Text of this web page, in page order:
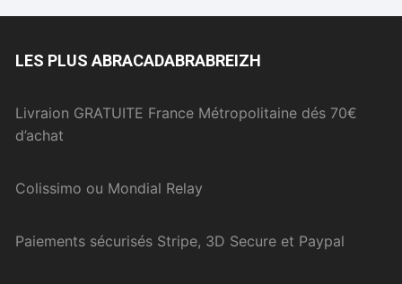
LES PLUS ABRACADABRABREIZH
Livraion GRATUITE France Métropolitaine dés 70€
d’achat
Colissimo ou Mondial Relay
Paiements sécurisés Stripe, 3D Secure et Paypal